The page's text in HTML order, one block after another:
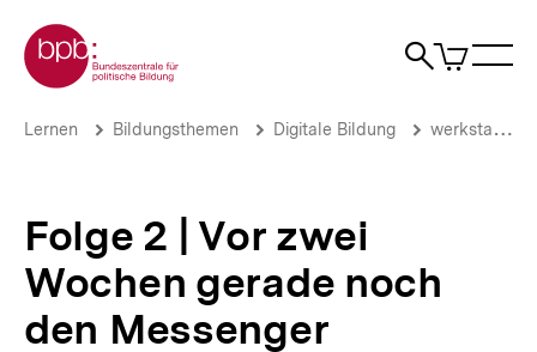
zum
Seiteninhalt
springen
Zur Startseite der bpb
Suche
Artikel
im
Folge
zwei
Wochen
gerade
noch
Messenger
Brotkrümelnavigation
Pfadnavigation
Lernen Bildungsthemen Digitale Bildung werkstatt.bpb.de
Folge 2 | Vor zwei
Wochen gerade noch
den Messenger